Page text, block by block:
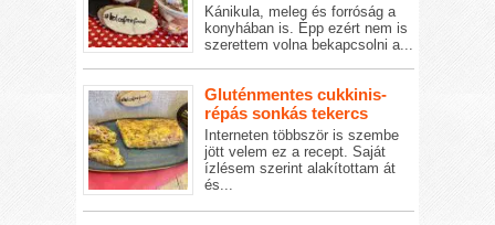
Kánikula, meleg és forróság a
konyhában is. Épp ezért nem is
szerettem volna bekapcsolni a...
Gluténmentes cukkinis-
répás sonkás tekercs
Interneten többször is szembe
jött velem ez a recept. Saját
ízlésem szerint alakítottam át
és...